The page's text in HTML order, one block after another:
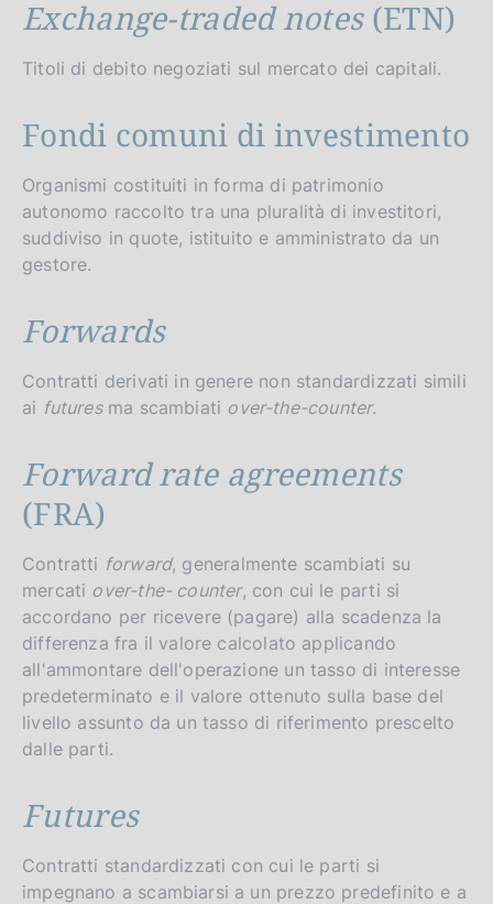
Exchange-traded notes(ETN)
Titoli di debito negoziati sul mercato dei capitali.
Fondi comuni di investimento
Organismi costituiti in forma di patrimonio
autonomo raccolto tra una pluralità di investitori,
suddiviso in quote, istituito e amministrato da un
gestore.
Forwards
Contratti derivati in genere non standardizzati simili
ai futuresma scambiati over-the-counter.
Forward rate agreements
(FRA)
Contratti forward, generalmente scambiati su
mercati over-the- counter, con cui le parti si
accordano per ricevere (pagare) alla scadenza la
differenza fra il valore calcolato applicando
all'ammontare dell'operazione un tasso di interesse
predeterminato e il valore ottenuto sulla base del
livello assunto da un tasso di riferimento prescelto
dalle parti.
Futures
Contratti standardizzati con cui le parti si
impegnano a scambiarsi a un prezzo predefinito e a